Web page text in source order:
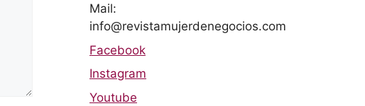
Mail:
info@revistamujerdenegocios.com
Facebook
Instagram
Youtube